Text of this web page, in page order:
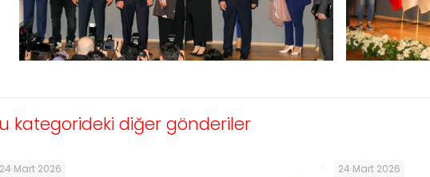
kategorideki diğer gönderiler
24 Mart 2026 24 Mart 2026